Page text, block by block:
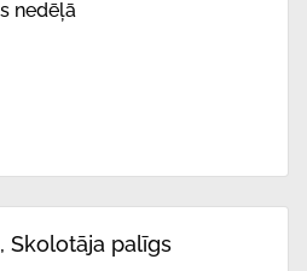
nedēļā
Skolotāja palīgs